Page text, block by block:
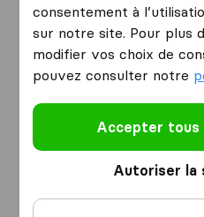
consentement à
sur notre site. Pour plus
modifier vos choix de
pouvez consulter notre
Accepter tous
Autoriser la
Origine et
votre
Je déménagedepuis
Je déménagevers